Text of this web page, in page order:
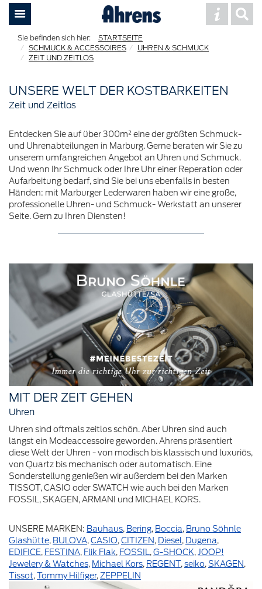
STARTSEITE
SCHMUCK & ACCESSOIRES
UHREN & SCHMUCK
ZEIT UND ZEITLOS
UNSERE WELT DER KOSTBARKEITEN
Zeit und Zeitlos
Entdecken Sie auf über 300m² eine der größten Schmuck-
und Uhrenabteilungen in Marburg. Gerne beraten wir Sie zu
unserem umfangreichen Angebot an Uhren und Schmuck.
Und wenn Ihr Schmuck oder Ihre Uhr einer Reperation oder
Aufarbeitung bedarf, sind Sie bei uns ebenfalls in besten
Händen: mit Marburger Lederwaren haben wir eine große,
professionelle Uhren- und Schmuck- Werkstatt an unserer
Seite. Gern zu Ihren Diensten!
MIT DER ZEIT GEHEN
Uhren
Uhren sind oftmals zeitlos schön. Aber Uhren sind auch
längst ein Modeaccessoire geworden. Ahrens präsentiert
diese Welt der Uhren - von modisch bis klassisch und luxuriös,
von Quartz bis mechanisch oder automatisch. Eine
Sonderstellung genießen wir außerdem bei den Marken
TISSOT, CASIO oder SWATCH wie auch bei den Marken
FOSSIL, SKAGEN, ARMANI und MICHAEL KORS.
UNSERE MARKEN: Bauhaus, Bering, Boccia, Bruno Söhnle
Glashütte, BULOVA,CASIO,CITIZEN, Diesel, Dugena,
EDIFICE, FESTINA, Flik Flak, FOSSIL,G-SHOCK,JOOP!
Jewelery & Watches, Michael Kors, REGENT,seiko,SKAGEN,
Tissot,Tommy Hilfiger,ZEPPELIN